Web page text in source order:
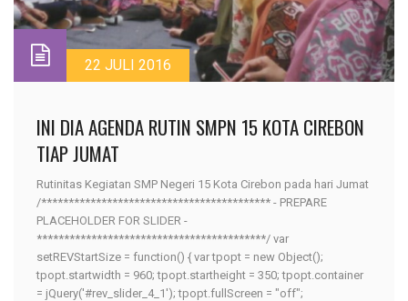
22 JULI 2016
INI DIA AGENDA RUTIN SMPN 15 KOTA CIREBON
TIAP JUMAT
Rutinitas Kegiatan SMP Negeri 15 Kota Cirebon pada hari Jumat
/****************************************** - PREPARE
PLACEHOLDER FOR SLIDER -
******************************************/ var
setREVStartSize = function() { var tpopt = new Object();
tpopt.startwidth = 960; tpopt.startheight = 350; tpopt.container
= jQuery('#rev_slider_4_1'); tpopt.fullScreen = "off";